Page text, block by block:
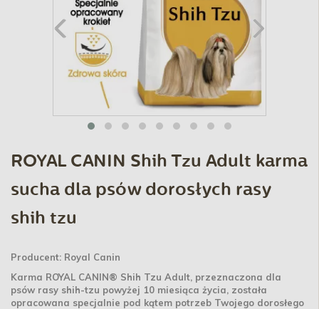
ROYAL CANIN Shih Tzu Adult karma
sucha dla psów dorosłych rasy
shih tzu
Producent: Royal Canin
Karma ROYAL CANIN® Shih Tzu Adult, przeznaczona dla
psów rasy shih-tzu powyżej 10 miesiąca życia, została
opracowana specjalnie pod kątem potrzeb Twojego dorosłego